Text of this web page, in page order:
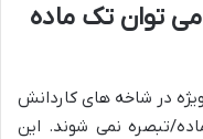
توان تک ماده
در شاخه های کاردانش
تبصره نمی شوند. این